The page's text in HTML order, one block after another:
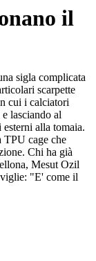
il
sigla complicata
scarpette
cui i calciatori
lasciando al
alla tomaia.
TPU cage che
Chi ha già
Mesut Ozil
"E' come il